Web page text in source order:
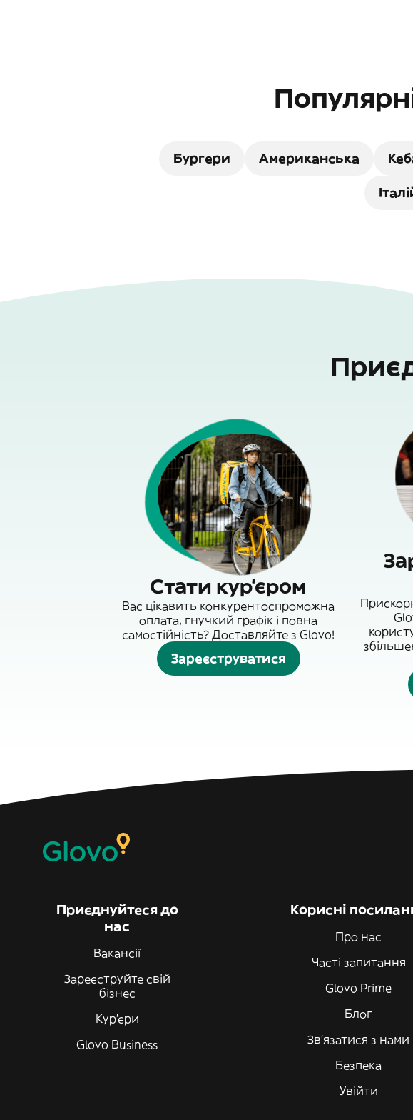
Бургери Американська
Стати кур'єром
Вас цікавить конкурентоспроможна
оплата, гнучкий графік і повна
самостійність? Доставляйте з Glovo!
Зареєструватися
Приєднуйтеся до
нас
Вакансії
Зареєструйте свій
бізнес
Кур'єри
Glovo Business
Корисні
Про нас
Часті запитання
Glovo Prime
Блог
Зв'язатися з нами
Безпека
Увійти